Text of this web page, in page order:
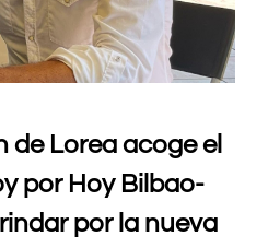
de Lorea acoge el
por Hoy Bilbao-
por la nueva